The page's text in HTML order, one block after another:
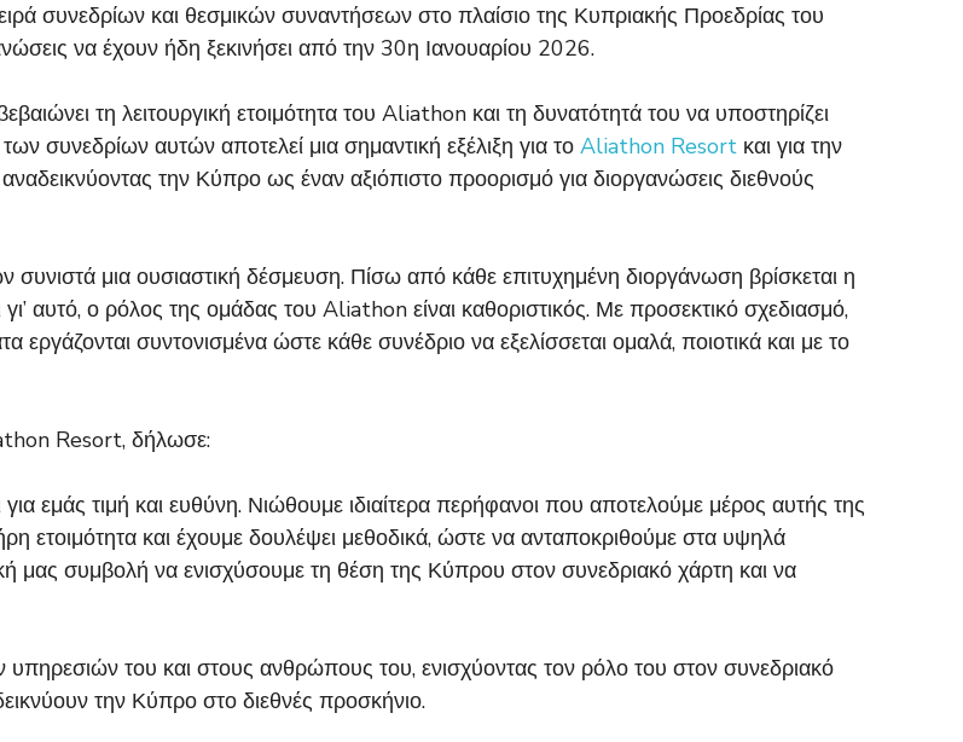
συνεδρίων και θεσμικών συναντήσεων στο πλαίσιο της Κυπριακής Προεδρίας του
να έχουν ήδη ξεκινήσει από την 30η Ιανουαρίου 2026.
τη λειτουργική ετοιμότητα του Aliathon και τη δυνατότητά του να υποστηρίζει
συνεδρίων αυτών αποτελεί μια σημαντική εξέλιξη για το Aliathon Resort και για την
την Κύπρο ως έναν αξιόπιστο προορισμό για διοργανώσεις διεθνούς
μια ουσιαστική δέσμευση. Πίσω από κάθε επιτυχημένη διοργάνωση βρίσκεται η
αυτό, ο ρόλος της ομάδας του Aliathon είναι καθοριστικός. Με προσεκτικό σχεδιασμό,
συντονισμένα ώστε κάθε συνέδριο να εξελίσσεται ομαλά, ποιοτικά και με το
Resort, δήλωσε:
εμάς τιμή και ευθύνη. Νιώθουμε ιδιαίτερα περήφανοι που αποτελούμε μέρος αυτής της
ετοιμότητα και έχουμε δουλέψει μεθοδικά, ώστε να ανταποκριθούμε στα υψηλά
μας συμβολή να ενισχύσουμε τη θέση της Κύπρου στον συνεδριακό χάρτη και να
υπηρεσιών του και στους ανθρώπους του, ενισχύοντας τον ρόλο του στον συνεδριακό
την Κύπρο στο διεθνές προσκήνιο.